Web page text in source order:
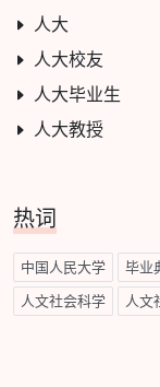
人大
人大校友
人大毕业生
人大教授
热词
中国人民大学 毕业
人文社会科学 人文